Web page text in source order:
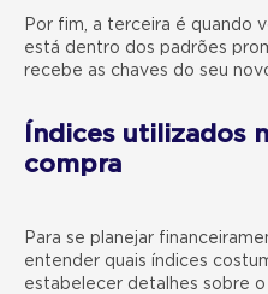
Por fim, a terceira é quando
está dentro dos padrões
recebe as chaves do seu
Índices utilizados
compra
Para se planejar
entender quais índices
estabelecer detalhes sobre